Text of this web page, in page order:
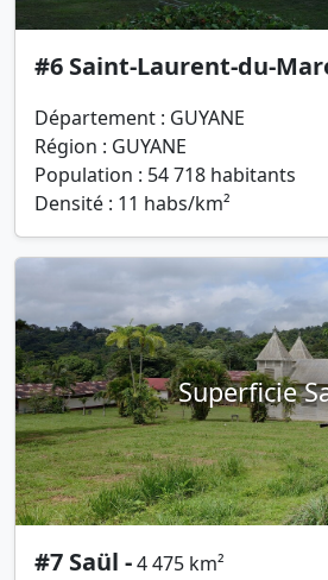
#6 Saint-Laurent-du-
Département : GUYANE
Région : GUYANE
Population : 54 718 habitants
Densité : 11 habs/km²
Superficie
#7 Saül -4 475 km²